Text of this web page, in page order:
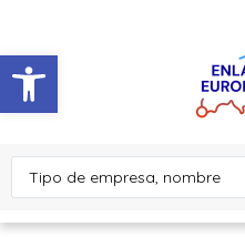
Abrir barra de herramientas